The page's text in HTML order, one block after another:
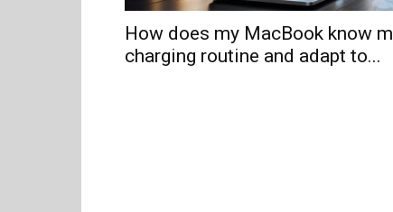
How does my MacBook know
charging routine and adapt to...